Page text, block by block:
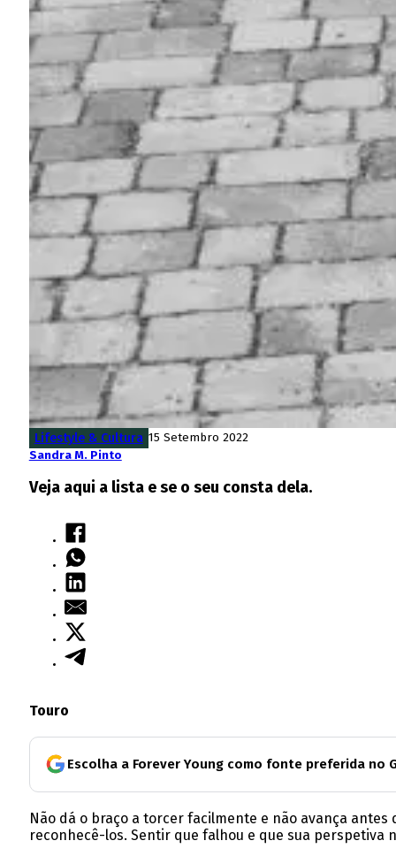
Lifestyle & Cultura 15 Setembro 2022
Sandra M. Pinto
Veja aqui a lista e se o seu consta dela.
Touro
Escolha a Forever Young como fonte preferida no
Não dá o braço a torcer facilmente e não avança
reconhecê-los. Sentir que falhou e que sua